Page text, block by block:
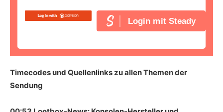
Login mit Steady
Timecodes und Quellenlinks zu allen Themen der
Sendung